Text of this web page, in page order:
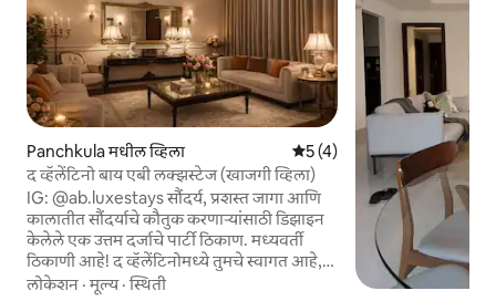
Panchkula मधील व्हिला 5 पैकी 5 सरासरी रेटिंग, 4 रिव्ह्यूज
5 (4)
द व्हॅलेंटिनो बाय एबी लक्झस्टेज (खाजगी व्हिला)
IG: @ab.luxestays सौंदर्य, प्रशस्त जागा आणि
कालातीत सौंदर्याचे कौतुक करणाऱ्यांसाठी डिझाइन
केलेले एक उत्तम दर्जाचे पार्टी ठिकाण. मध्यवर्ती
ठिकाणी आहे! द व्हॅलेंटिनोमध्ये तुमचे स्वागत आहे,
हा फ्रेंच-रोमन वास्तुकलेच्या मोहकपणापासून प्रेरित,
लोकेशन ·मूल्य·स्थिती